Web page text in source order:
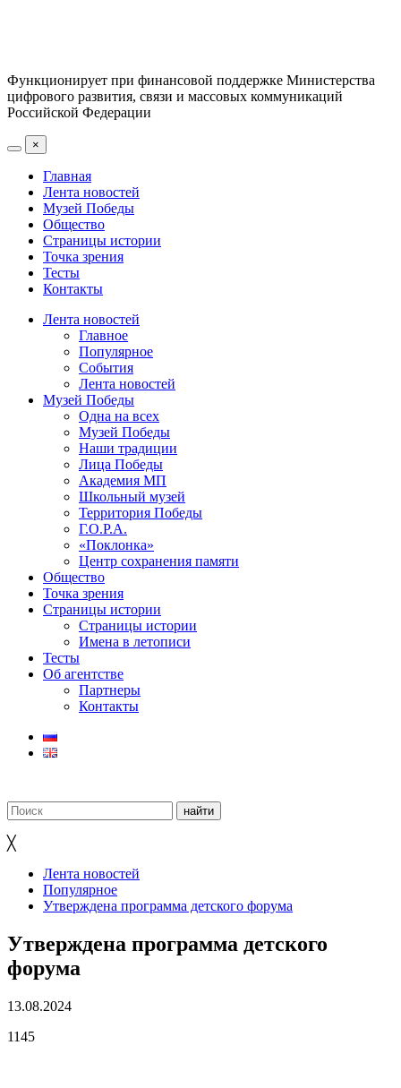
Функционирует при финансовой поддержке Министерства
цифрового развития, связи и массовых коммуникаций
Российской Федерации
×
Главная
Лента новостей
Музей Победы
Общество
Страницы истории
Точка зрения
Тесты
Контакты
Лента новостей
Главное
Популярное
События
Лента новостей
Музей Победы
Одна на всех
Музей Победы
Наши традиции
Лица Победы
Академия МП
Школьный музей
Территория Победы
Г.О.Р.А.
«Поклонка»
Центр сохранения памяти
Общество
Точка зрения
Страницы истории
Страницы истории
Имена в летописи
Тесты
Об агентстве
Партнеры
Контакты
╳
Лента новостей
Популярное
Утверждена программа детского форума
Утверждена программа детского
форума
13.08.2024
1145